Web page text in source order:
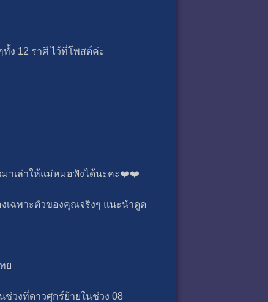
ง 12 ราศี ไว้ที่โพสต์ค่ะ
มาเล่าให้แม่หมอฟังได้นะคะ❤️❤️
งเฉพาะตัวของคุณจริงๆ แนะนำดูด
ย
ช่วงที่ดาวศุกร์ย้ายในช่วง 08